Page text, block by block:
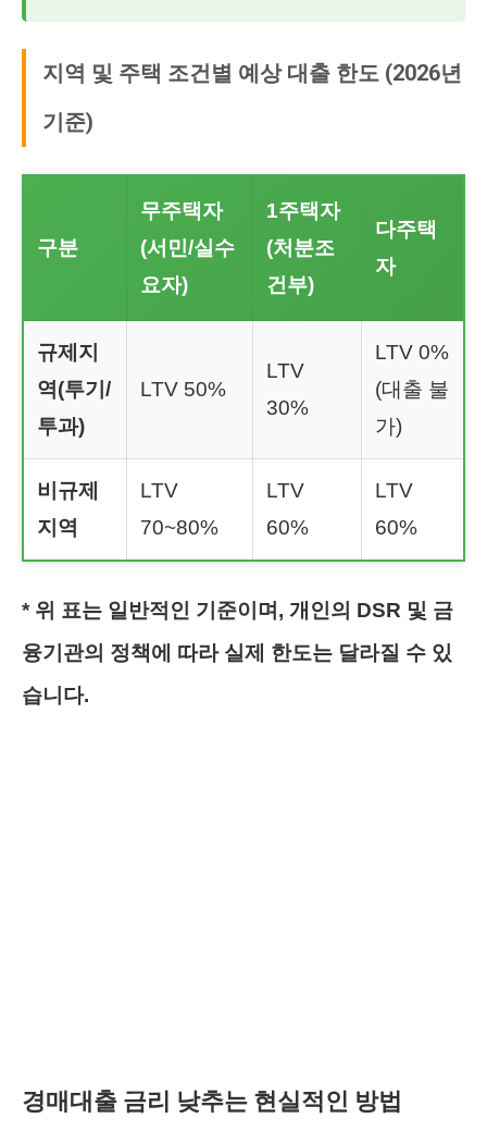
지역 및 주택 조건별 예상 대출 한도 (2026년
기준)
구분
무주택자
(서민/실수
요자)
1주택자
(처분조
건부)
다주택
자
규제지
역(투기/
투과)
LTV 50%
LTV
30%
LTV 0%
(대출 불
가)
비규제
지역
LTV
70~80%
LTV
60%
LTV
60%
* 위 표는 일반적인 기준이며, 개인의 DSR 및 금
융기관의 정책에 따라 실제 한도는 달라질 수 있
습니다.
경매대출 금리 낮추는 현실적인 방법